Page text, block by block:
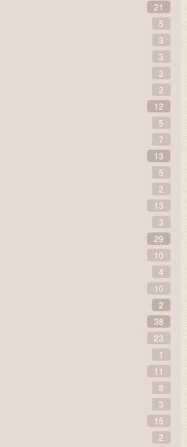
21
5
3
3
2
2
12
5
7
13
5
2
13
3
29
10
4
10
2
38
23
1
11
8
3
15
2